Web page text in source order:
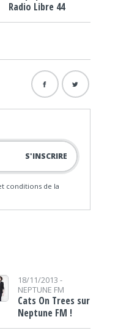
Radio Libre 44
conditions de la
18/11/2013 -
NEPTUNE FM
Cats On Trees sur
Neptune FM !